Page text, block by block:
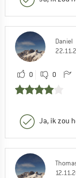
Daniel
0 0
Ja, ik zou